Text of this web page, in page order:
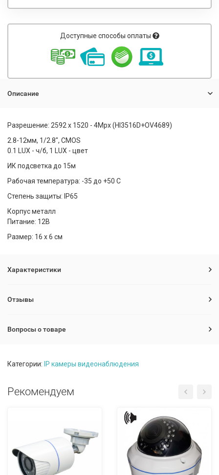
Доступные способы оплаты
Описание
Разрешение: 2592 х 1520 - 4Мрх (HI3516D+OV4689)
2.8-12мм, 1/2.8", CMOS
0.1 LUX - ч/б, 1 LUX - цвет
ИК подсветка до 15м
Рабочая температура: -35 до +50 С
Степень защиты: IP65
Корпус металл
Питание: 12В
Размер: 16 х 6 см
Характеристики
Отзывы
Вопросы о товаре
Категории: IP камеры видеонаблюдения
Рекомендуем